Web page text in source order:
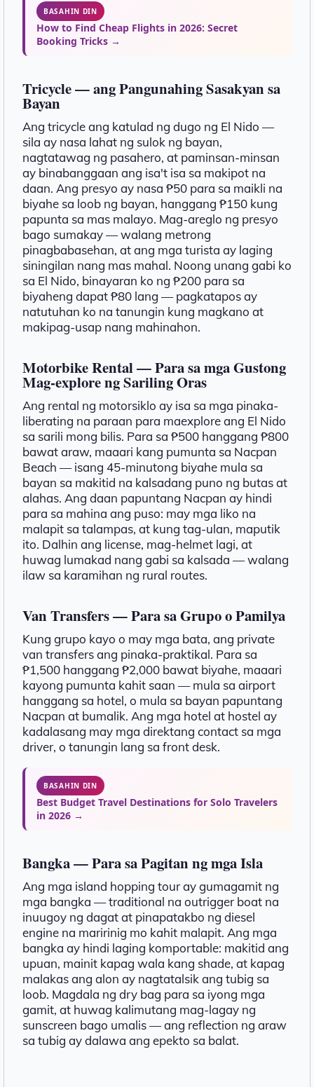
BASAHIN DIN
How to Find Cheap Flights in 2026: Secret
Booking Tricks →
Tricycle — ang Pangunahing Sasakyan sa
Bayan
Ang tricycle ang katulad ng dugo ng El Nido —
sila ay nasa lahat ng sulok ng bayan,
nagtatawag ng pasahero, at paminsan-minsan
ay binabanggaan ang isa't isa sa makipot na
daan. Ang presyo ay nasa ₱50 para sa maikli na
biyahe sa loob ng bayan, hanggang ₱150 kung
papunta sa mas malayo. Mag-areglo ng presyo
bago sumakay — walang metrong
pinagbabasehan, at ang mga turista ay laging
siningilan nang mas mahal. Noong unang gabi ko
sa El Nido, binayaran ko ng ₱200 para sa
biyaheng dapat ₱80 lang — pagkatapos ay
natutuhan ko na tanungin kung magkano at
makipag-usap nang mahinahon.
Motorbike Rental — Para sa mga Gustong
Mag-explore ng Sariling Oras
Ang rental ng motorsiklo ay isa sa mga pinaka-
liberating na paraan para maexplore ang El Nido
sa sarili mong bilis. Para sa ₱500 hanggang ₱800
bawat araw, maaari kang pumunta sa Nacpan
Beach — isang 45-minutong biyahe mula sa
bayan sa makitid na kalsadang puno ng butas at
alahas. Ang daan papuntang Nacpan ay hindi
para sa mahina ang puso: may mga liko na
malapit sa talampas, at kung tag-ulan, maputik
ito. Dalhin ang license, mag-helmet lagi, at
huwag lumakad nang gabi sa kalsada — walang
ilaw sa karamihan ng rural routes.
Van Transfers — Para sa Grupo o Pamilya
Kung grupo kayo o may mga bata, ang private
van transfers ang pinaka-praktikal. Para sa
₱1,500 hanggang ₱2,000 bawat biyahe, maaari
kayong pumunta kahit saan — mula sa airport
hanggang sa hotel, o mula sa bayan papuntang
Nacpan at bumalik. Ang mga hotel at hostel ay
kadalasang may mga direktang contact sa mga
driver, o tanungin lang sa front desk.
BASAHIN DIN
Best Budget Travel Destinations for Solo Travelers
in 2026 →
Bangka — Para sa Pagitan ng mga Isla
Ang mga island hopping tour ay gumagamit ng
mga bangka — traditional na outrigger boat na
inuugoy ng dagat at pinapatakbo ng diesel
engine na maririnig mo kahit malapit. Ang mga
bangka ay hindi laging komportable: makitid ang
upuan, mainit kapag wala kang shade, at kapag
malakas ang alon ay nagtatalsik ang tubig sa
loob. Magdala ng dry bag para sa iyong mga
gamit, at huwag kalimutang mag-lagay ng
sunscreen bago umalis — ang reflection ng araw
sa tubig ay dalawa ang epekto sa balat.